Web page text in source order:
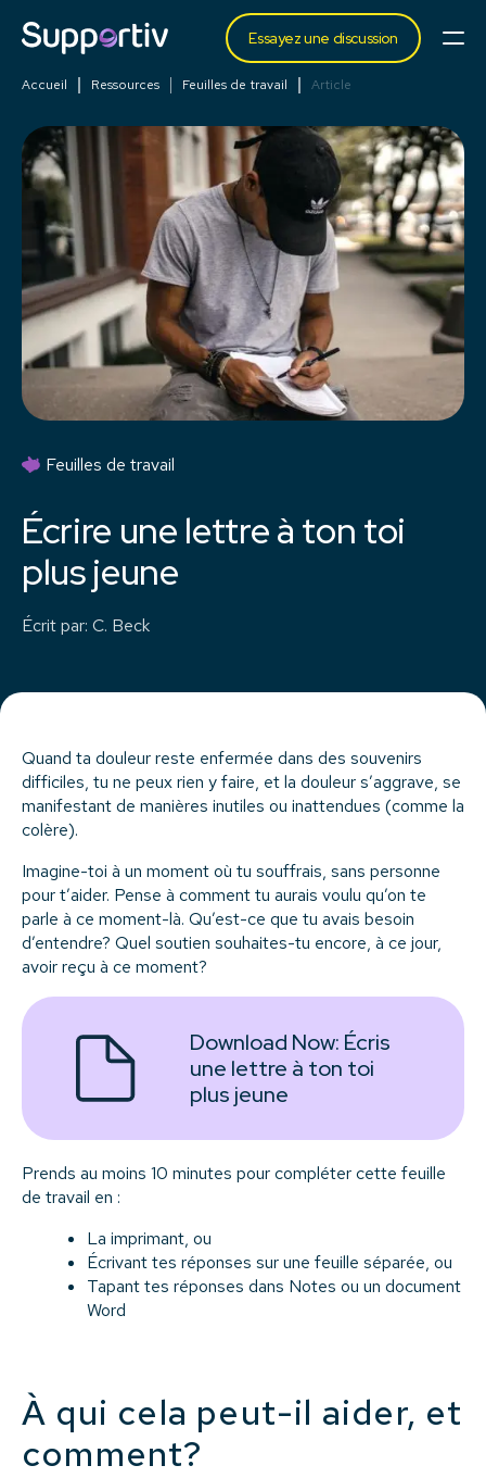
Essayez une discussion
Accueil Ressources Feuilles de travail Article
Feuilles de travail
Écrire une lettre à ton toi
plus jeune
Écrit par: C. Beck
Quand ta douleur reste enfermée dans des souvenirs
difficiles, tu ne peux rien y faire, et la douleur s’aggrave, se
manifestant de manières inutiles ou inattendues (comme la
colère).
Imagine-toi à un moment où tu souffrais, sans personne
pour t’aider. Pense à comment tu aurais voulu qu’on te
parle à ce moment-là. Qu’est-ce que tu avais besoin
d’entendre? Quel soutien souhaites-tu encore, à ce jour,
avoir reçu à ce moment?
Download Now: Écris
une lettre à ton toi
plus jeune
Prends au moins 10 minutes pour compléter cette feuille
de travail en :
La imprimant, ou
Écrivant tes réponses sur une feuille séparée, ou
Tapant tes réponses dans Notes ou un document
Word
À qui cela peut-il aider, et
comment?